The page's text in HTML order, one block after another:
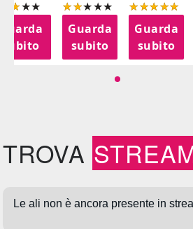
subito
Guarda
subito
Guarda
subito
TROVA